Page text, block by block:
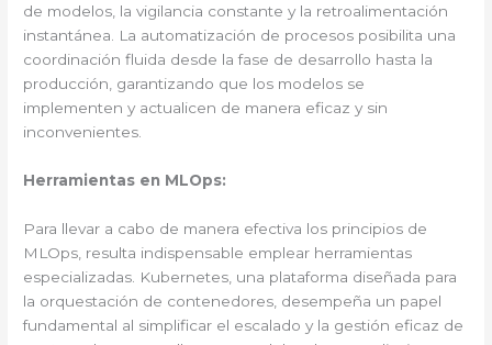
de modelos, la vigilancia constante y la retroalimentación
instantánea. La automatización de procesos posibilita una
coordinación fluida desde la fase de desarrollo hasta la
producción, garantizando que los modelos se
implementen y actualicen de manera eficaz y sin
inconvenientes.
Herramientas en MLOps:
Para llevar a cabo de manera efectiva los principios de
MLOps, resulta indispensable emplear herramientas
especializadas. Kubernetes, una plataforma diseñada para
la orquestación de contenedores, desempeña un papel
fundamental al simplificar el escalado y la gestión eficaz de